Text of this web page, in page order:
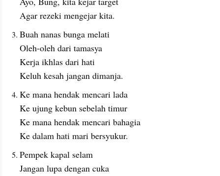
Agar rezeki mengejar kita.
Buah nanas bunga melati
Oleh-oleh dari tamasya
Kerja ikhlas dari hati
Keluh kesah jangan dimanja.
Ke mana hendak mencari lada
Ke ujung kebun sebelah timur
Ke mana hendak mencari bahagia
Ke dalam hati mari bersyukur.
Pempek kapal selam
Jangan lupa dengan cuka